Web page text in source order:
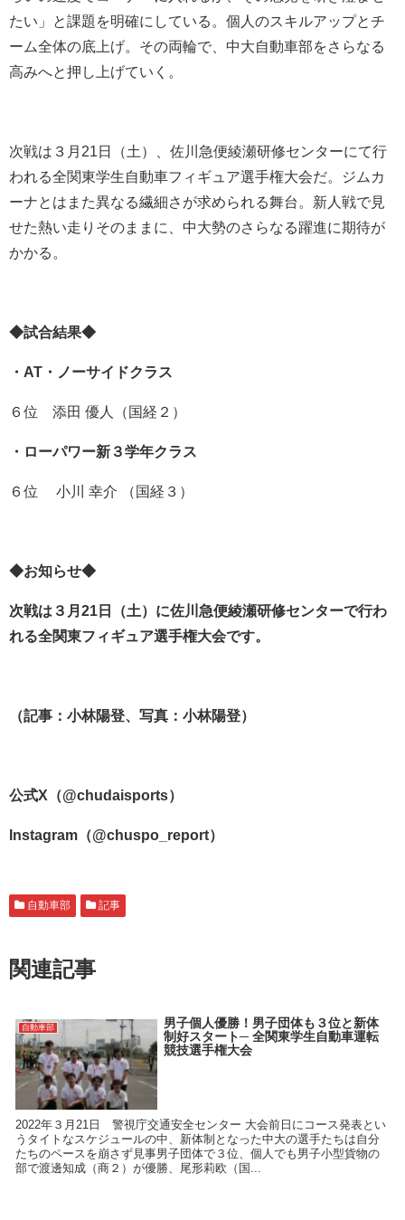
たい」と課題を明確にしている。個人のスキルアップとチ
ーム全体の底上げ。その両輪で、中大自動車部をさらなる
高みへと押し上げていく。
次戦は３月21日（土）、佐川急便綾瀬研修センターにて行
われる全関東学生自動車フィギュア選手権大会だ。ジムカ
ーナとはまた異なる繊細さが求められる舞台。新人戦で見
せた熱い走りそのままに、中大勢のさらなる躍進に期待が
かかる。
◆試合結果◆
・AT・ノーサイドクラス
６位 添田 優人（国経２）
・ローパワー新３学年クラス
６位 小川 幸介 （国経３）
◆お知らせ◆
次戦は３月21日（土）に佐川急便綾瀬研修センターで行わ
れる全関東フィギュア選手権大会です。
（記事：小林陽登、写真：小林陽登）
公式X（@chudaisports）
Instagram（@chuspo_report）
自動車部 記事
関連記事
自動車部
男子個人優勝！男子団体も３位と新体
制好スタート─ 全関東学生自動車運転
競技選手権大会
2022年３月21日 警視庁交通安全センター 大会前日にコース発表とい
うタイトなスケジュールの中、新体制となった中大の選手たちは自分
たちのペースを崩さず見事男子団体で３位、個人でも男子小型貨物の
部で渡邊知成（商２）が優勝、尾形莉欧（国...